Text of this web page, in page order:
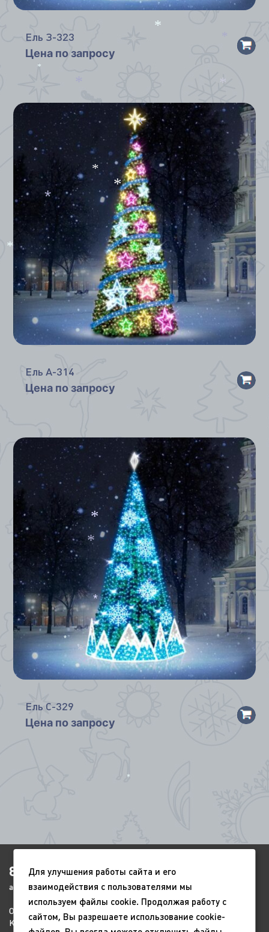
Ель З-323
Цена по запросу
Ель А-314
Цена по запросу
Ель С-329
Цена по запросу
8(4852)920-450
ags-yar@mail.ru
О компании
Контакты
Новый год
9 мая
Для улучшения работы сайта и его
взаимодействия с пользователями мы
используем файлы cookie. Продолжая работу с
сайтом, Вы разрешаете использование cookie-
*
*
*
*
*
*
*
*
*
*
*
*
*